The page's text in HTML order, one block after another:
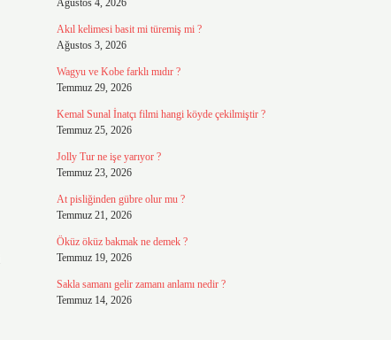
Ağustos 4, 2026
Akıl kelimesi basit mi türemiş mi ?
Ağustos 3, 2026
Wagyu ve Kobe farklı mıdır ?
Temmuz 29, 2026
Kemal Sunal İnatçı filmi hangi köyde çekilmiştir ?
Temmuz 25, 2026
Jolly Tur ne işe yarıyor ?
Temmuz 23, 2026
At pisliğinden gübre olur mu ?
Temmuz 21, 2026
Öküz öküz bakmak ne demek ?
Temmuz 19, 2026
Sakla samanı gelir zamanı anlamı nedir ?
Temmuz 14, 2026